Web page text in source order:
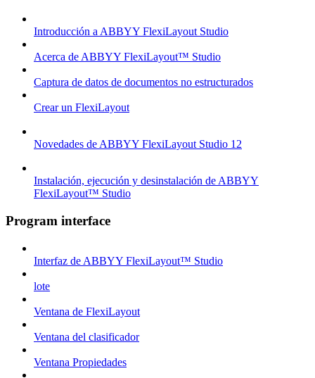
Introducción a ABBYY FlexiLayout Studio
Acerca de ABBYY FlexiLayout™ Studio
Captura de datos de documentos no estructurados
Crear un FlexiLayout
Novedades de ABBYY FlexiLayout Studio 12
Instalación, ejecución y desinstalación de ABBYY
FlexiLayout™ Studio
Program interface
Interfaz de ABBYY FlexiLayout™ Studio
lote
Ventana de FlexiLayout
Ventana del clasificador
Ventana Propiedades